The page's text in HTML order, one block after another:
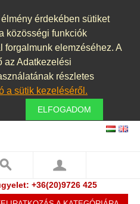
érdekében sütiket
közösségi funkciók
forgalmunk elemzéséhez. A
az Adatkezelési
részletes
a sütik kezeléséről.
ELFOGADOM
+36(20)9726 425